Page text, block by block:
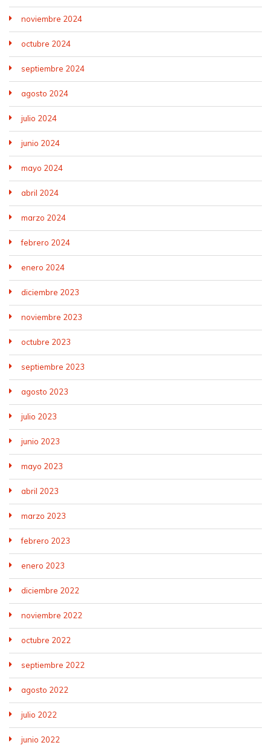
noviembre 2024
octubre 2024
septiembre 2024
agosto 2024
julio 2024
junio 2024
mayo 2024
abril 2024
marzo 2024
febrero 2024
enero 2024
diciembre 2023
noviembre 2023
octubre 2023
septiembre 2023
agosto 2023
julio 2023
junio 2023
mayo 2023
abril 2023
marzo 2023
febrero 2023
enero 2023
diciembre 2022
noviembre 2022
octubre 2022
septiembre 2022
agosto 2022
julio 2022
junio 2022